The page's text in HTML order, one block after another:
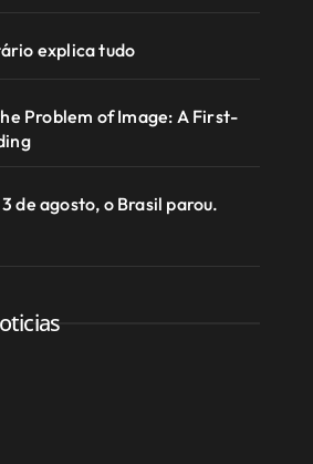
explica tudo
Problem of Image: A First-
de agosto, o Brasil parou.